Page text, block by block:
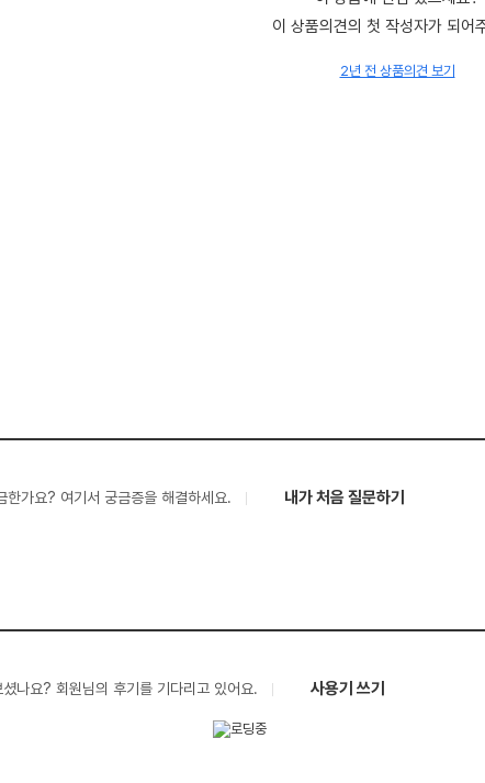
이 상품의견의 첫 작성자가 되어
2년 전 상품의견 보기
한가요? 여기서 궁금증을 해결하세요. 내가 처음 질문하기
나요? 회원님의 후기를 기다리고 있어요. 사용기 쓰기